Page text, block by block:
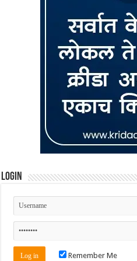
Login
Remember Me